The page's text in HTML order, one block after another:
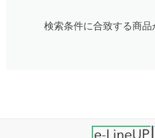
検索条件に合致する商